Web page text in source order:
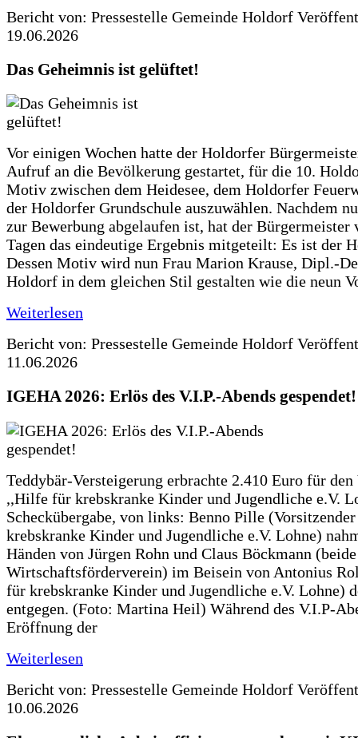
Bericht von: Pressestelle Gemeinde Holdorf
19.06.2026
Das Geheimnis ist gelüftet!
Vor einigen Wochen hatte der Holdorfer
Aufruf an die Bevölkerung gestartet, für die 10.
Motiv zwischen dem Heidesee, dem Holdorfer
der Holdorfer Grundschule auszuwählen. Nachdem
zur Bewerbung abgelaufen ist, hat der Bürgermeister
Tagen das eindeutige Ergebnis mitgeteilt: Es ist der
Dessen Motiv wird nun Frau Marion Krause, Dipl.-
Holdorf in dem gleichen Stil gestalten wie die neun
Weiterlesen
Bericht von: Pressestelle Gemeinde Holdorf
11.06.2026
IGEHA 2026: Erlös des V.I.P.-Abends gespendet!
Teddybär-Versteigerung erbrachte 2.410 Euro für den
,,Hilfe für krebskranke Kinder und Jugendliche e.V.
Scheckübergabe, von links: Benno Pille
krebskranke Kinder und Jugendliche e.V. Lohne)
Händen von Jürgen Rohn und Claus Böckmann
Wirtschaftsförderverein) im Beisein von Antonius
für krebskranke Kinder und Jugendliche e.V. Lohne)
entgegen. (Foto: Martina Heil) Während des V.I.P-
Eröffnung der
Weiterlesen
Bericht von: Pressestelle Gemeinde Holdorf
10.06.2026